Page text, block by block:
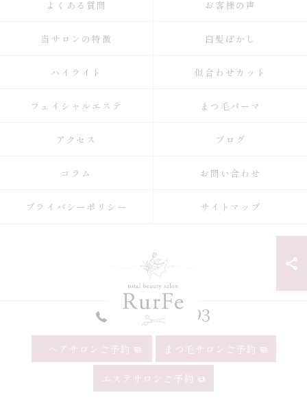
052-990-9993
ヘアサロンご予約 まつ毛サロンご予約
エステサロンご予約
よくある質問 お客様の声
当サロンの特徴 白髪ぼかし
ハイライト 似合わせカット
フェイシャルエステ まつ毛パーマ
アクセス ブログ
コラム お問い合わせ
プライバシーポリシー サイトマップ
© 2026 愛知県昭和区の美容院ならRurFe【ルルフェ】 ALL RIGHTS
RESERVED.